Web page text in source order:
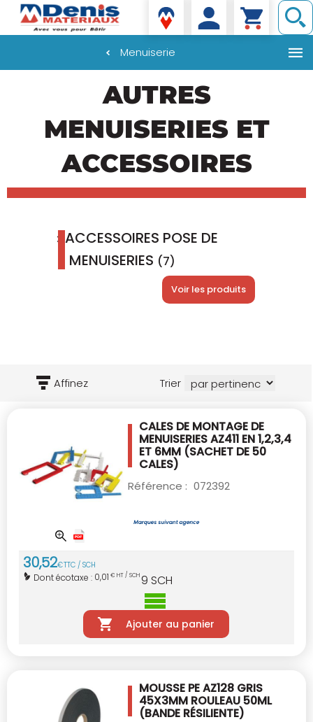
Denis matériaux
Menuiserie
AUTRES
MENUISERIES ET
ACCESSOIRES
ACCESSOIRES POSE DE
MENUISERIES (7)
Voir les produits
Affinez Trier
CALES DE MONTAGE DE
MENUISERIES AZ411 EN 1,2,3,4
ET 6MM (SACHET DE 50
CALES)
Référence : 072392
30,52€TTC / SCH
Dont écotaxe : 0,01 € HT / SCH9 SCH
Ajouter au panier
MOUSSE PE AZ128 GRIS
45X3MM ROULEAU 50ML
(BANDE RÉSILIENTE)